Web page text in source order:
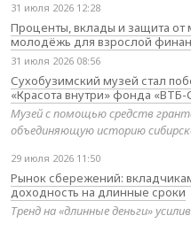
31 июля 2026 12:28
Проценты, вклады и защита от
молодёжь для взрослой
31 июля 2026 08:56
Сухобузимский музей стал
«Красота внутри» фонда «ВТБ-
Музей с помощью средств
объединяющую историю
29 июля 2026 11:50
Рынок сбережений:
доходность на длинные сроки
Тренд на «длинные деньги»